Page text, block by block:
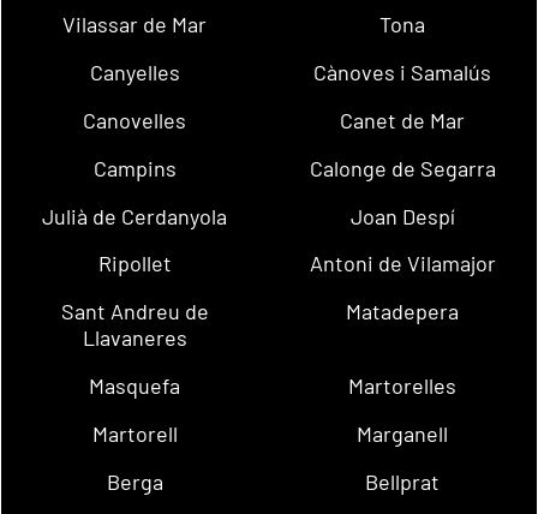
Vilassar de Mar
Tona
Canyelles
Cànoves i Samalús
Canovelles
Canet de Mar
Campins
Calonge de Segarra
Julià de Cerdanyola
Joan Despí
Ripollet
Antoni de Vilamajor
Sant Andreu de
Llavaneres
Matadepera
Masquefa
Martorelles
Martorell
Marganell
Berga
Bellprat